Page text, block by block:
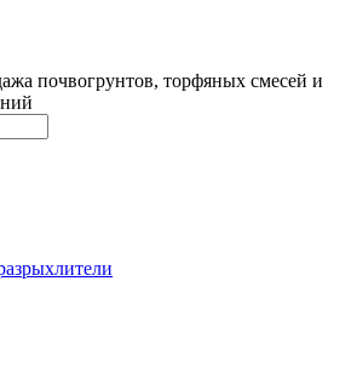
почвогрунтов, торфяных смесей и